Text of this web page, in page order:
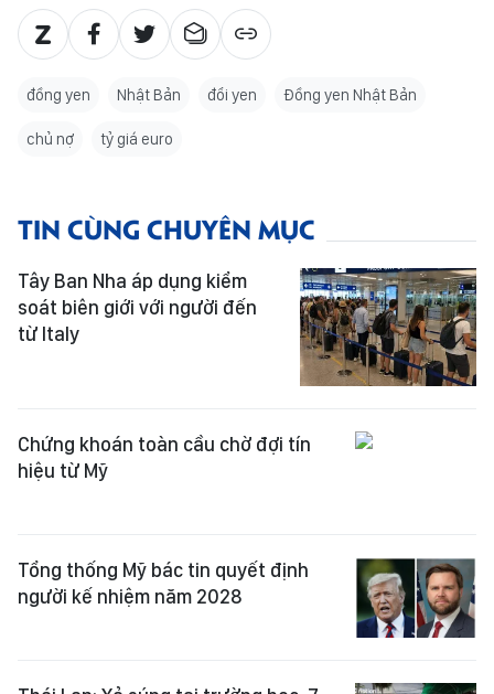
đồng yen Nhật Bản đổi yen Đồng yen Nhật Bản
chủ nợ tỷ giá euro
TIN CÙNG CHUYÊN MỤC
Tây Ban Nha áp dụng kiểm
soát biên giới với người đến
từ Italy
Chứng khoán toàn cầu chờ đợi tín
hiệu từ Mỹ
Tổng thống Mỹ bác tin quyết định
người kế nhiệm năm 2028